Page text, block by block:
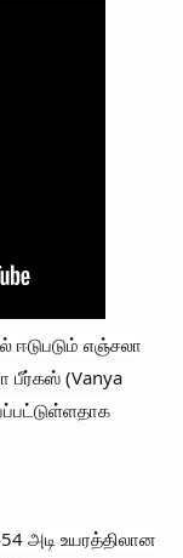
எஞ்சலா
பீர்கஸ் (Vanya
அடி உயரத்திலான